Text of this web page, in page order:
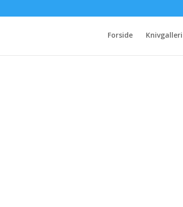
Forside Knivgalleri